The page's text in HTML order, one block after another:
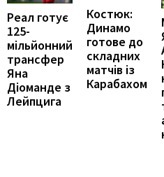
Реал готує
125-
мільйонний
трансфер
Яна
Діоманде з
Лейпцига
Костюк:
Динамо
готове до
складних
матчів із
Карабахом